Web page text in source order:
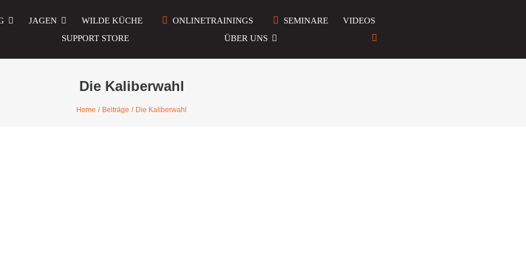
JAGEN WILDE KÜCHE ONLINETRAININGS SEMINARE
VIDEOS
SUPPORT STORE ÜBER UNS
Die Kaliberwahl
Home Beiträge Die Kaliberwahl